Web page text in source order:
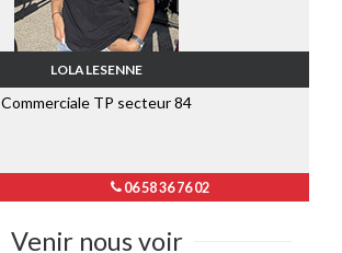
LOLA LESENNE
Commerciale TP secteur 84
06 58 36 76 02
Venir nous voir